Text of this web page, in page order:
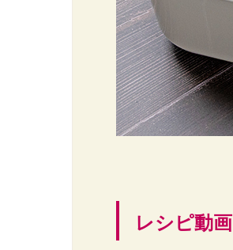
レシピ動画